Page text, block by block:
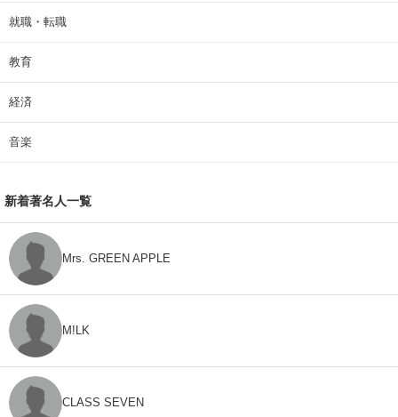
就職・転職
教育
経済
音楽
新着著名人一覧
Mrs. GREEN APPLE
M!LK
CLASS SEVEN